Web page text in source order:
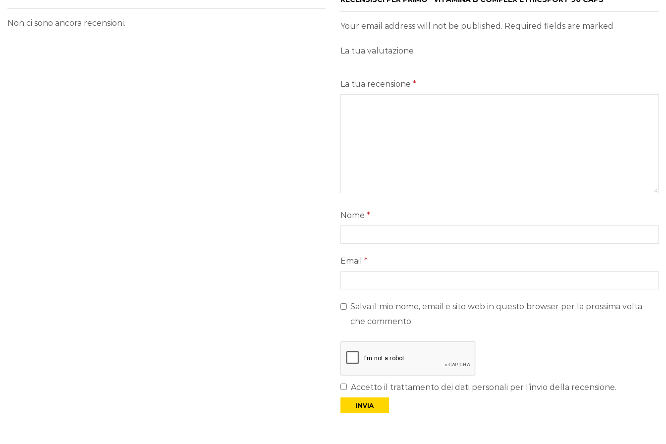
Non ci sono ancora recensioni. Your email address will not be published. Required fields are marked
La tua valutazione
La tua recensione *
Nome *
Email *
Salva il mio nome, email e sito web in questo browser per la prossima volta
che commento.
Accetto il trattamento dei dati personali per l’invio della recensione.